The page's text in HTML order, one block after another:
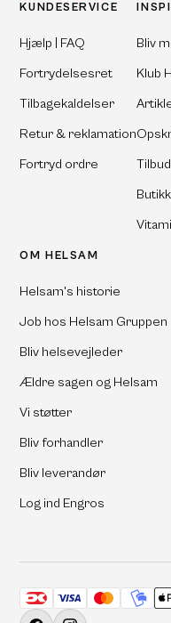
KUNDESERVICE
Hjælp | FAQ
Fortrydelsesret
Tilbagekaldelser
Retur & reklamation
Fortryd ordre
Bliv
Klub
OM HELSAM
Helsam's historie
Job hos Helsam Gruppen
Bliv helsevejleder
Ældre sagen og Helsam
Vi støtter
Bliv forhandler
Bliv leverandør
Log ind Engros
Accepterede